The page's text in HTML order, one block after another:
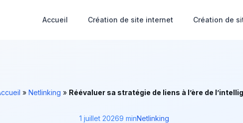
Accueil Création de site internet Création de
» Netlinking » Réévaluer sa stratégie de liens à l’ère de
1 juillet 20269 minNetlinking